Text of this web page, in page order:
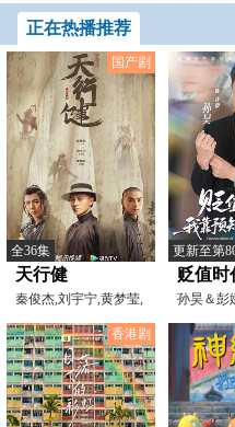
李成桂的屈从
正在热播推荐
国产剧
全36集
天行健
秦俊杰,刘宇宁,黄梦莹,
庞瀚辰,傅菁,陈天明,
更新至第
贬值时
预知带
孙昊＆彭
香港剧